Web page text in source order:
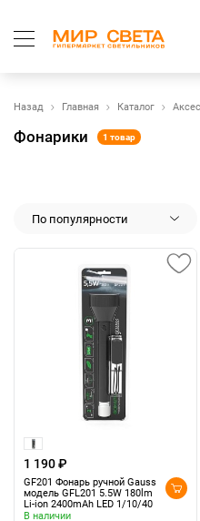
Назад Главная Каталог
Фонарики 1 товар
По популярности
1 190 ₽
GF201 Фонарь ручной Gauss
модель GFL201 5.5W 180lm
Li-ion 2400mAh LED 1/10/40
В наличии